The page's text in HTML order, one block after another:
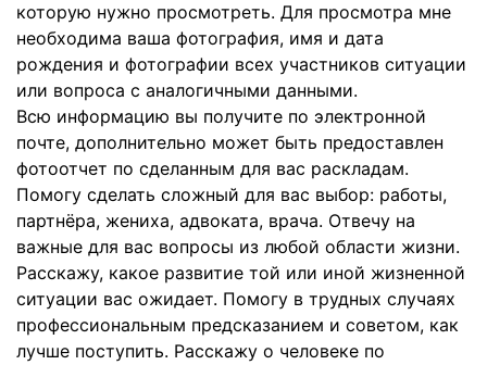
которую нужно просмотреть. Для просмотра мне
необходима ваша фотография, имя и дата
рождения и фотографии всех участников ситуации
или вопроса с аналогичными данными.
Всю информацию вы получите по электронной
почте, дополнительно может быть предоставлен
фотоотчет по сделанным для вас раскладам.
Помогу сделать сложный для вас выбор: работы,
партнёра, жениха, адвоката, врача. Отвечу на
важные для вас вопросы из любой области жизни.
Расскажу, какое развитие той или иной жизненной
ситуации вас ожидает. Помогу в трудных случаях
профессиональным предсказанием и советом, как
лучше поступить. Расскажу о человеке по